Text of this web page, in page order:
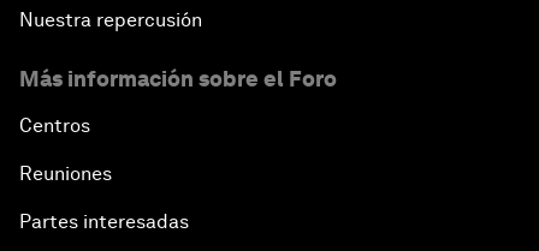
Nuestra repercusión
Más información sobre el Foro
Centros
Reuniones
Partes interesadas